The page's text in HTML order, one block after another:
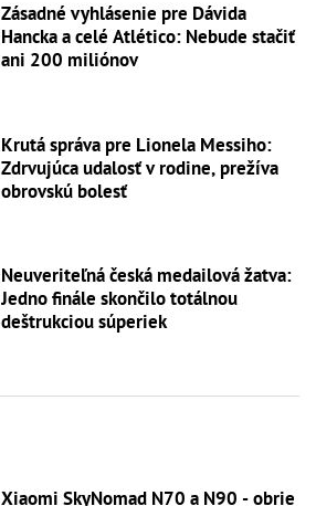
Zásadné vyhlásenie pre Dávida
Hancka a celé Atlético: Nebude stačiť
ani 200 miliónov
Krutá správa pre Lionela Messiho:
Zdrvujúca udalosť v rodine, prežíva
obrovskú bolesť
Neuveriteľná česká medailová žatva:
Jedno finále skončilo totálnou
deštrukciou súperiek
Xiaomi SkyNomad N70 a N90 - obrie